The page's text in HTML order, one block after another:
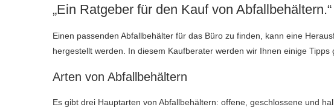
„Ein Ratgeber für den Kauf von Abfallbehältern.“
Einen passenden Abfallbehälter für das Büro zu finden, kann eine
hergestellt werden. In diesem Kaufberater werden wir Ihnen einige
Arten von Abfallbehältern
Es gibt drei Hauptarten von Abfallbehältern: offene, geschlossene und